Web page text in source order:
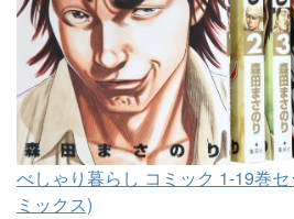
べしゃり暮らし コミック 1-19巻
ミックス)